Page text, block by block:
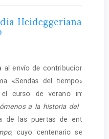
Heideggeriana Vol.
al envío de contribuciones
«Sendas del tiempo». El
curso de verano
a la historia del
de las puertas de entrada
, cuyo centenario se